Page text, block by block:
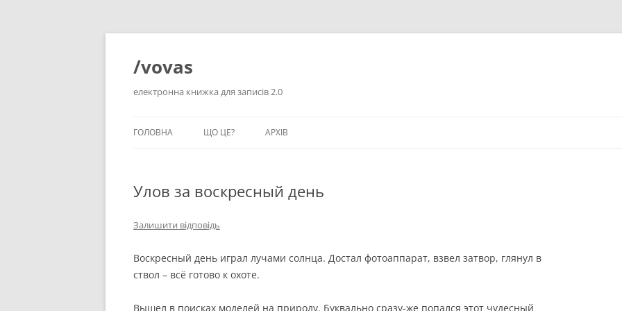
Перейти
/vovas
електронна книжка для записів 2.0
ГОЛОВНА ЩО ЦЕ? АРХІВ
Улов за воскресный день
Залишити відповідь
Воскресный день играл лучами солнца. Достал фотоаппарат, взвел затвор, глянул в
ствол – всё готово к охоте.
Вышел в поисках моделей на природу. Буквально сразу-же попался этот чудесный